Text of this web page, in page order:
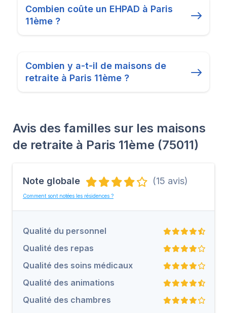
Combien coûte un EHPAD à Paris
11ème ?
Combien y a-t-il de maisons de
retraite à Paris 11ème ?
Avis des familles sur les maisons
de retraite à Paris 11ème (75011)
Note globale (15 avis)
Comment sont notées les résidences ?
Qualité du personnel
Qualité des repas
Qualité des soins médicaux
Qualité des animations
Qualité des chambres